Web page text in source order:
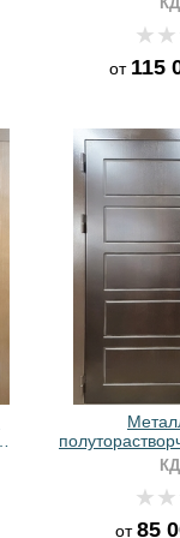
от 115
с
панелями МДФ
от85